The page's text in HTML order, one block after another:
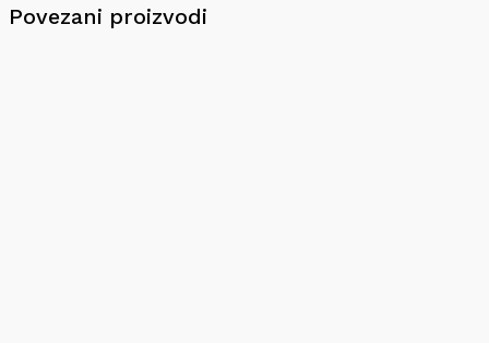
Povezani proizvodi